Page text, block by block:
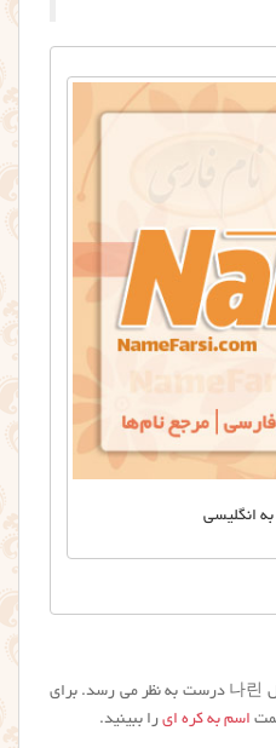
انگلیسی
نوشتن اسم نارین به کره ای به شکل 나린 درست به نظر می رسد. برای
اسم به کره ای را ببینید.